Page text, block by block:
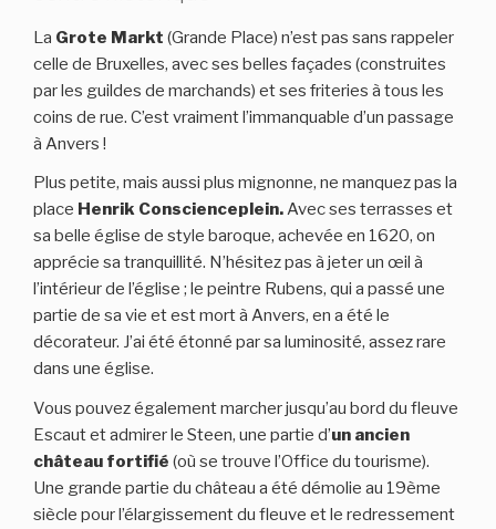
La Grote Markt (Grande Place) n’est pas sans rappeler
celle de Bruxelles, avec ses belles façades (construites
par les guildes de marchands) et ses friteries à tous les
coins de rue. C’est vraiment l’immanquable d’un passage
à Anvers !
Plus petite, mais aussi plus mignonne, ne manquez pas la
place Henrik Conscienceplein.Avec ses terrasses et
sa belle église de style baroque, achevée en 1620, on
apprécie sa tranquillité. N’hésitez pas à jeter un œil à
l’intérieur de l’église ; le peintre Rubens, qui a passé une
partie de sa vie et est mort à Anvers, en a été le
décorateur. J’ai été étonné par sa luminosité, assez rare
dans une église.
Vous pouvez également marcher jusqu’au bord du fleuve
Escaut et admirer le Steen, une partie d’un ancien
château fortifié (où se trouve l’Office du tourisme).
Une grande partie du château a été démolie au 19ème
siècle pour l’élargissement du fleuve et le redressement